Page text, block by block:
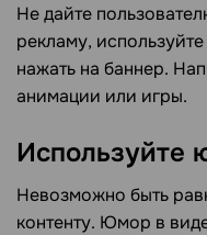
Не дайте
рекламу,
нажать на баннер.
анимации или игры.
Используйте
Невозможно быть
контенту. Юмор в